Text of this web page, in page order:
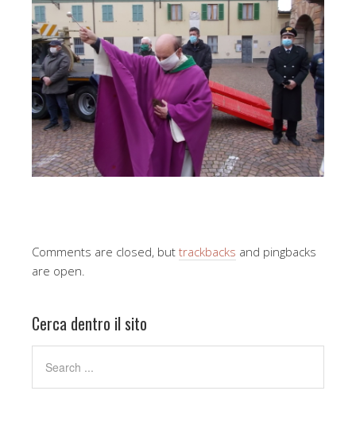
Comments are closed, but trackbacks and pingbacks
are open.
Cerca dentro il sito